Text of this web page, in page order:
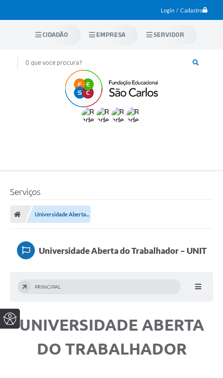
Login / Cadastro
CIDADÃO EMPRESA SERVIDOR
Serviços
Universidade Aberta...
Universidade Aberta do Trabalhador – UNIT
PRINCIPAL
UNIVERSIDADE ABERTA
DO TRABALHADOR